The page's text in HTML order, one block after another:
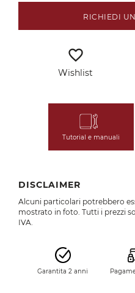
RICHIEDI
favorite_border
Wishlist
Tutorial e manuali
DISCLAIMER
Alcuni particolari potrebbero
mostrato in foto. Tutti i prezzi
IVA.
Garantita 2 anni